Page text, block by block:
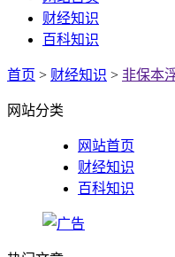
财经知识
百科知识
首页 > 财经知识 > 非保本
网站分类
网站首页
财经知识
百科知识